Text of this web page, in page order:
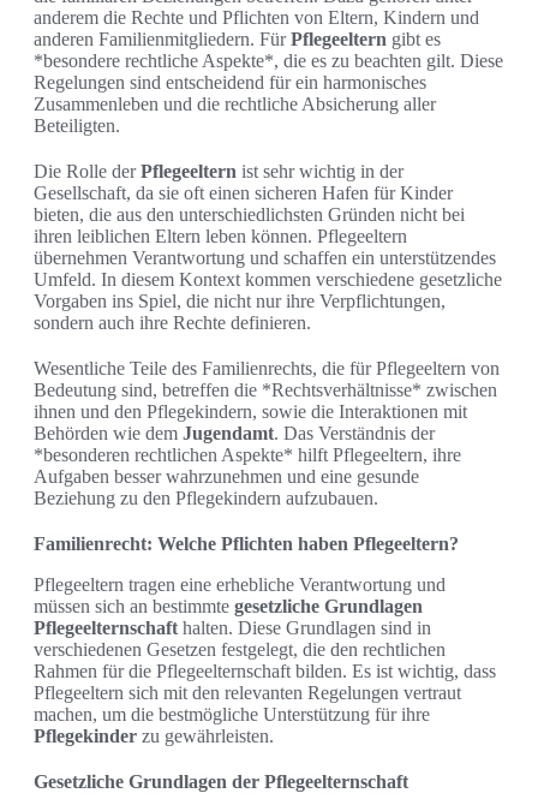
anderem die Rechte und Pflichten von Eltern, Kindern und
anderen Familienmitgliedern. FürPflegeeltern gibt es
*besondere rechtliche Aspekte*, die es zu beachten gilt. Diese
Regelungen sind entscheidend für ein harmonisches
Zusammenleben und die rechtliche Absicherung aller
Beteiligten.
Die Rolle derPflegeeltern ist sehr wichtig in der
Gesellschaft, da sie oft einen sicheren Hafen für Kinder
bieten, die aus den unterschiedlichsten Gründen nicht bei
ihren leiblichen Eltern leben können. Pflegeeltern
übernehmen Verantwortung und schaffen ein unterstützendes
Umfeld. In diesem Kontext kommen verschiedene gesetzliche
Vorgaben ins Spiel, die nicht nur ihre Verpflichtungen,
sondern auch ihre Rechte definieren.
Wesentliche Teile des Familienrechts, die für Pflegeeltern von
Bedeutung sind, betreffen die *Rechtsverhältnisse* zwischen
ihnen und den Pflegekindern, sowie die Interaktionen mit
Behörden wie dem Jugendamt. Das Verständnis der
*besonderen rechtlichen Aspekte* hilft Pflegeeltern, ihre
Aufgaben besser wahrzunehmen und eine gesunde
Beziehung zu den Pflegekindern aufzubauen.
Familienrecht: Welche Pflichten haben Pflegeeltern?
Pflegeeltern tragen eine erhebliche Verantwortung und
müssen sich an bestimmte gesetzliche Grundlagen
Pflegeelternschaft halten. Diese Grundlagen sind in
verschiedenen Gesetzen festgelegt, die den rechtlichen
Rahmen für die Pflegeelternschaft bilden. Es ist wichtig, dass
Pflegeeltern sich mit den relevanten Regelungen vertraut
machen, um die bestmögliche Unterstützung für ihre
Pflegekinder zu gewährleisten.
Gesetzliche Grundlagen der Pflegeelternschaft